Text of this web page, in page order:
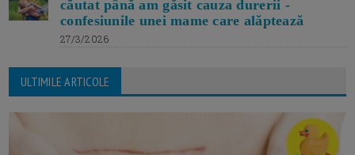
căutat până am găsit cauza durerii -
confesiunile unei mame care alăptează
27/3/2026
ULTIMILE ARTICOLE